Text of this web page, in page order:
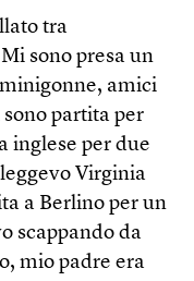
tra
sono presa un
amici
partita per
inglese per due
Virginia
a Berlino per un
scappando da
mio padre era